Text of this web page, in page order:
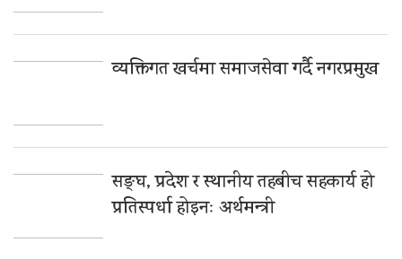
व्यक्तिगत खर्चमा समाजसेवा गर्दै नगरप्रमुख
सङ्घ, प्रदेश र स्थानीय तहबीच सहकार्य हो
प्रतिस्पर्धा होइनः अर्थमन्त्री